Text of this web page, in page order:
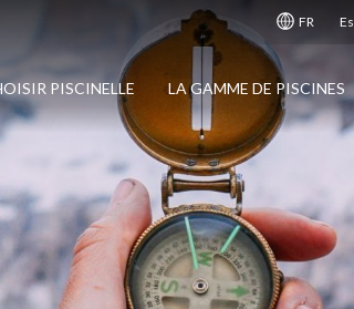
FR
PISCINELLE LA GAMME DE PISCINES